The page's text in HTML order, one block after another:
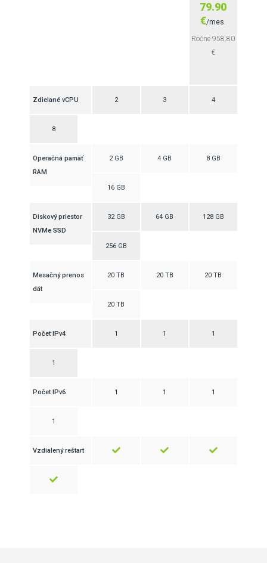
79.90
€/mes.
Ročne 958.80
€
Zdielané vCPU 2 3 4
8
Operačná pamäť
RAM
2 GB 4 GB 8 GB
16 GB
Diskový priestor
NVMe SSD
32 GB 64 GB 128 GB
256 GB
Mesačný prenos
dát
20 TB 20 TB 20 TB
20 TB
Počet IPv4 1 1 1
1
Počet IPv6 1 1 1
1
Vzdialený reštart